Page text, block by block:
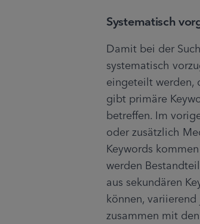
Systematisch
Damit bei der
systematisch
eingeteilt werden,
gibt primäre
betreffen. Im
oder zusätzlich
Keywords
werden
aus sekundären
können,
zusammen mit